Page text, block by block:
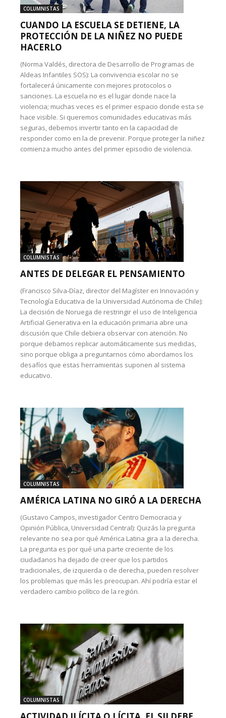
COLUMNISTAS
CUANDO LA ESCUELA SE DETIENE, LA
PROTECCIÓN DE LA NIÑEZ NO PUEDE
HACERLO
(Norma Valdés, directora de Desarrollo de Programas de
Aldeas Infantiles SOS): La convivencia escolar no se
fortalecerá únicamente con mejores protocolos o
sanciones. La escuela no es el lugar donde nace la
violencia; muchas veces es el primer espacio donde esta se
hace visible. Si queremos comunidades educativas más
seguras, debemos invertir tanto en la capacidad de
responder como en la de prevenir. Porque proteger la niñez
comienza mucho antes del primer episodio de violencia.
COLUMNISTAS
ANTES DE DELEGAR EL PENSAMIENTO
(Francisco Silva-Díaz, director del Magíster en Innovación y
Tecnología Educativa de la Universidad Autónoma de Chile):
La decisión de Noruega de restringir el uso de Inteligencia
Artificial Generativa en la educación primaria abre una
discusión que Chile debiera observar con atención. No
porque debamos replicar automáticamente sus medidas,
sino porque obliga a preguntarnos cómo abordamos los
desafíos que estas herramientas suponen al sistema
educativo.
COLUMNISTAS
AMÉRICA LATINA NO GIRÓ A LA DERECHA
(Gustavo Campos, investigador Centro Democracia y
Opinión Pública, Universidad Central): Quizás la pregunta
relevante no sea por qué América Latina gira a la derecha.
La pregunta es por qué una parte creciente de los
ciudadanos ha dejado de creer que los partidos
tradicionales, de izquierda o de derecha, pueden resolver
los problemas que más les preocupan. Ahí podría estar el
verdadero cambio político de la región.
COLUMNISTAS